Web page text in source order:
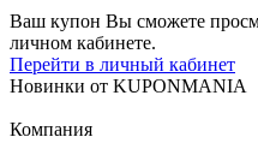
Ваш купон Вы сможете
личном кабинете.
Перейти в личный кабинет
Новинки от KUPONMANIA
Компания